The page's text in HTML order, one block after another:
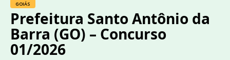
GOIÁS
Prefeitura Santo Antônio da
Barra (GO) – Concurso
01/2026